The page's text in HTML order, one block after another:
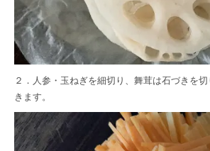
２．人参・玉ねぎを細切り、舞茸は石づきを
きます。